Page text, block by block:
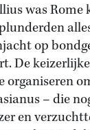
was Rome
op
De
organiseren
– die
en